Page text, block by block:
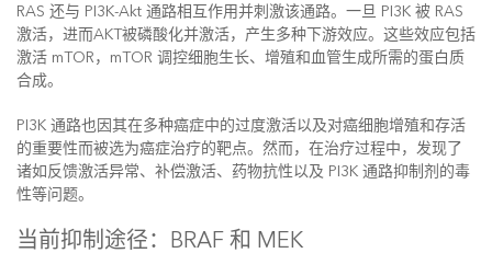
RAS 还与 PI3K-Akt 通路相互作用并刺激该通路。一旦 PI3K 被 RAS
激活，进而AKT被磷酸化并激活，产生多种下游效应。这些效应包括
激活 mTOR，mTOR 调控细胞生长、增殖和血管生成所需的蛋白质
合成。
PI3K 通路也因其在多种癌症中的过度激活以及对癌细胞增殖和存活
的重要性而被选为癌症治疗的靶点。然而，在治疗过程中，发现了
诸如反馈激活异常、补偿激活、药物抗性以及 PI3K 通路抑制剂的毒
性等问题。
当前抑制途径：BRAF 和 MEK